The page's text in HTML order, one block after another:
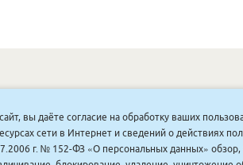
данных
ДИСКОНТНАЙ
вы даёте согласие на обработку ваших
сети в Интернет и сведений о действиях
г. № 152-ФЗ «О персональных данных» обзор,